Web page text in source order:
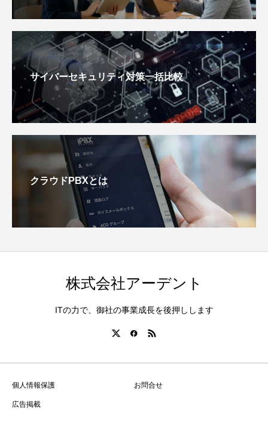
サイバーセキュリティ対策一括比較
クラウドPBXとは
株式会社アーデント
ITの力で、御社の事業成長を後押しします
個人情報保護 お問合せ
広告掲載